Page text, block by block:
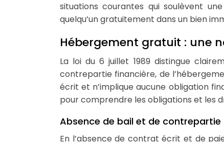
situations courantes qui soulèvent
quelqu’un gratuitement dans un bien
Hébergement gratuit : une
La loi du 6 juillet 1989 distingue
contrepartie financière, de
écrit et n’implique aucune obligation
pour comprendre les obligations et les
Absence de bail et de contrepartie
En l’absence de contrat écrit et de